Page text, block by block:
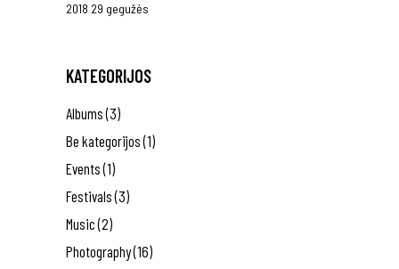
2018 29 gegužės
KATEGORIJOS
Albums(3)
Be kategorijos(1)
Events(1)
Festivals(3)
Music(2)
Photography(16)